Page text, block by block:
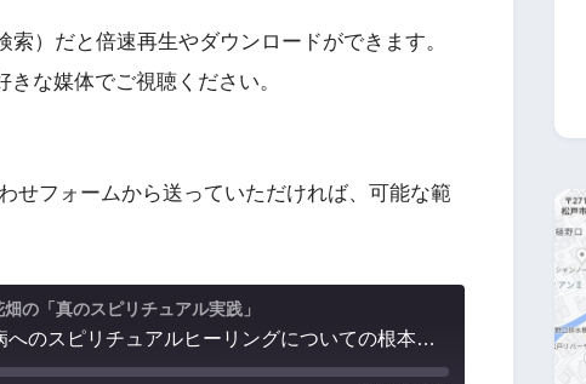
）だと倍速再生やダウンロードができます。
な媒体でご視聴ください。
せフォームから送っていただければ、可能な範
の「真のスピリチュアル実践」
第111回：ガンなど難病へのスピリチュアルヒーリングについての根本的な考え方。効果効能は一切保証できないが、中には不思議なケースもある。常識的な医療を選び、生活習慣を改めた上で考えましょう。